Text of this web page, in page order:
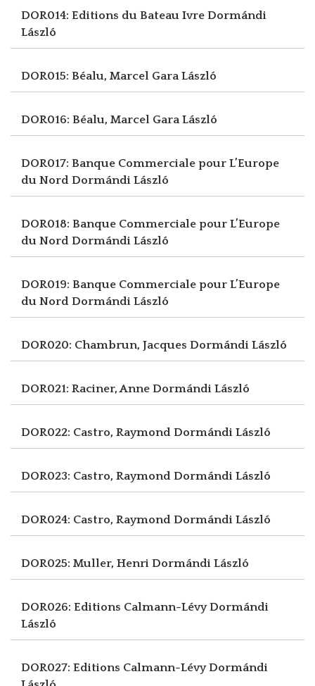
DOR014: Editions du Bateau Ivre Dormándi
László
DOR015: Béalu, Marcel Gara László
DOR016: Béalu, Marcel Gara László
DOR017: Banque Commerciale pour L’Europe
du Nord Dormándi László
DOR018: Banque Commerciale pour L’Europe
du Nord Dormándi László
DOR019: Banque Commerciale pour L’Europe
du Nord Dormándi László
DOR020: Chambrun, Jacques Dormándi László
DOR021: Raciner, Anne Dormándi László
DOR022: Castro, Raymond Dormándi László
DOR023: Castro, Raymond Dormándi László
DOR024: Castro, Raymond Dormándi László
DOR025: Muller, Henri Dormándi László
DOR026: Editions Calmann-LévyDormándi
László
DOR027: Editions Calmann-LévyDormándi